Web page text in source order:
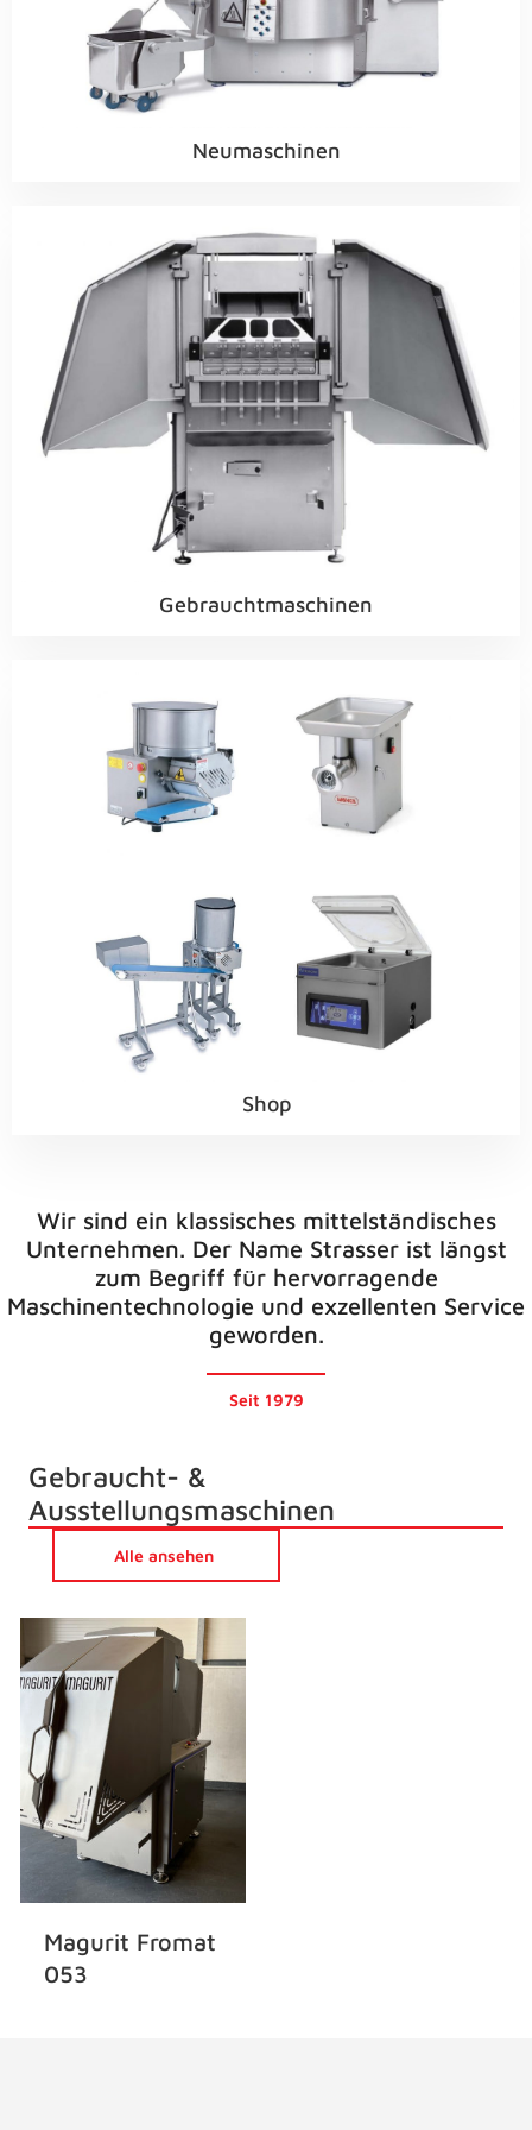
Neumaschinen
Gebraucht­maschinen
Shop
Wir sind ein klassisches mittelständisches
Unternehmen. Der Name Strasser ist längst
zum Begriff für hervorragende
Maschinentechnologie und exzellenten Service
geworden.
Seit 1979
Gebraucht- &
Ausstellungsmaschinen
Alle ansehen
Magurit Fromat
053